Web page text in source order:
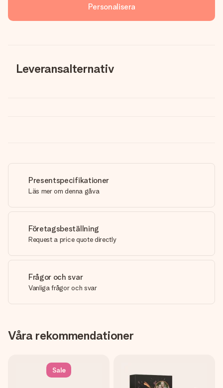
Personalisera
Leveransalternativ
Presentspecifikationer
Läs mer om denna gåva
Företagsbeställning
Request a price quote directly
Frågor och svar
Vanliga frågor och svar
Våra rekommendationer
Sale